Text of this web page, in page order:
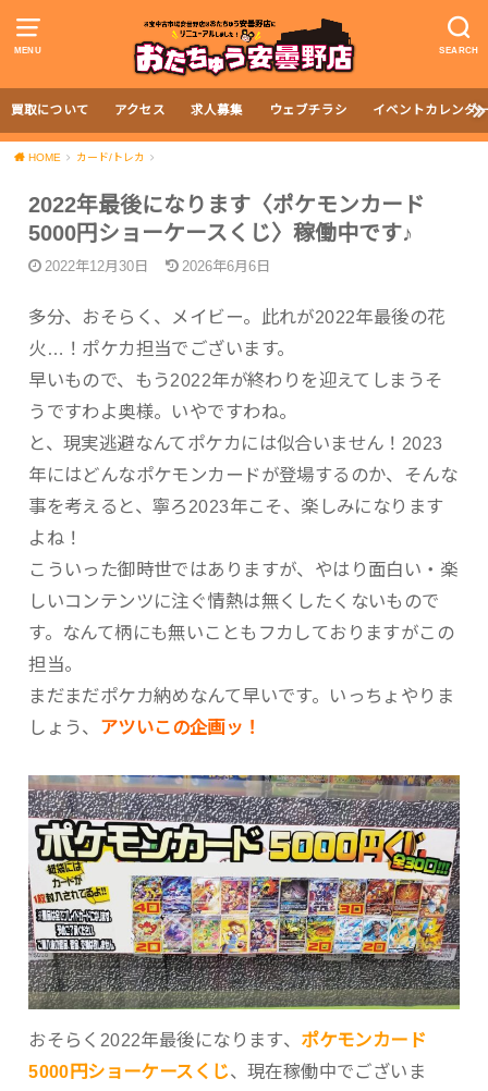
MENU SEARCH
買取について アクセス 求人募集 ウェブチラシ イベントカレンダ
HOME カード/トレカ
2022年最後になります〈ポケモンカード
5000円ショーケースくじ〉稼働中です♪
2022年12月30日 2026年6月6日
多分、おそらく、メイビー。此れが2022年最後の花
火…！ポケカ担当でございます。
早いもので、もう2022年が終わりを迎えてしまうそ
うですわよ奥様。いやですわね。
と、現実逃避なんてポケカには似合いません！2023
年にはどんなポケモンカードが登場するのか、そんな
事を考えると、寧ろ2023年こそ、楽しみになります
よね！
こういった御時世ではありますが、やはり面白い・楽
しいコンテンツに注ぐ情熱は無くしたくないもので
す。なんて柄にも無いこともフカしておりますがこの
担当。
まだまだポケカ納めなんて早いです。いっちょやりま
しょう、 アツいこの企画ッ！
おそらく2022年最後になります、 ポケモンカード
5000円ショーケースくじ、現在稼働中でございま